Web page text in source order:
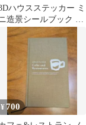
ハウスステッカー ミ
造景シールブック シ
ーンシール ドールハウ
ス立体シール
¥ 700